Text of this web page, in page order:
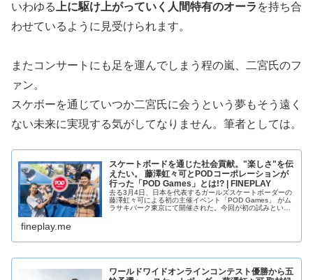
いわゆる
上に駆け上がっていく人間特有のオーラ を持ち合
わせているように見受けられます。
またコンサートにも足を運んでしまう程の嵐、二宮氏のフ
ァン。
スケボーを通じていつか二宮氏に会うという夢もそう遠く
ない未来に実現する気がしてなりません。筆者としては。
スケートボードを通じた社会貢献。"楽しさ"を伝
えたい。 藤澤虹々可とPODコーポレーションが
行った「POD Games」とは!? | FINEPLAY
去る3月4日、日本を代表するガールズスケートボーダーの
藤澤虹々可による初の主催イベント「POD Games」 がム
ラサキパーク東京にて開催された。今回が初の試みという
fineplay.me
ワールドワイドオンラインコンテスト優勝から五